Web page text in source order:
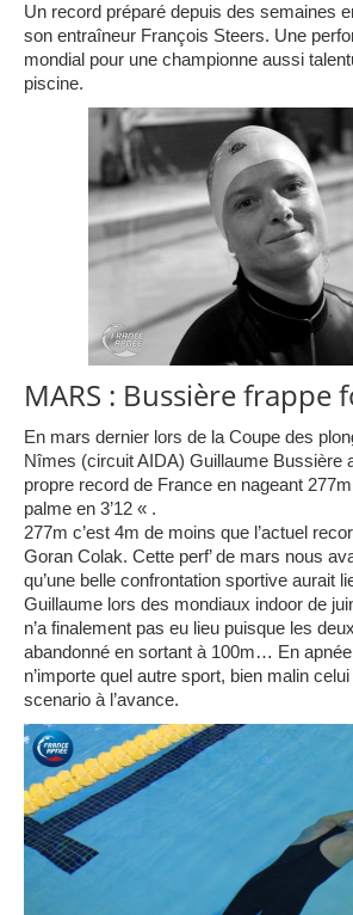
Un record préparé depuis des semaines
son entraîneur François Steers. Une
mondial pour une championne aussi
piscine.
MARS : Bussière frappe
En mars dernier lors de la Coupe des
Nîmes (circuit AIDA) Guillaume Bussière
propre record de France en nageant
palme en 3’12 « .
277m c’est 4m de moins que l’actuel
Goran Colak. Cette perf’ de mars nous
qu’une belle confrontation sportive aurait
Guillaume lors des mondiaux indoor de
n’a finalement pas eu lieu puisque les
abandonné en sortant à 100m… En
n’importe quel autre sport, bien malin
scenario à l’avance.